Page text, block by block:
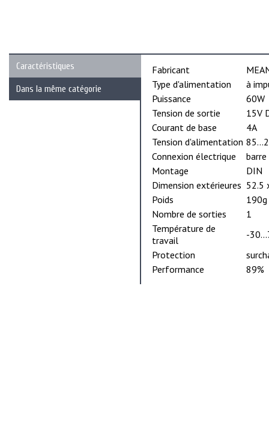
Caractéristiques
Dans la même catégorie
Fabricant
Type d'alimentation
à
Puissance
60W
Tension de sortie
15V
Courant de base
4A
Tension d'alimentation
Connexion électrique
barre
Montage
DIN
Dimension extérieures 52.5
Poids
190g
Nombre de sorties
1
Température de
travail
-
Protection
Performance
89%